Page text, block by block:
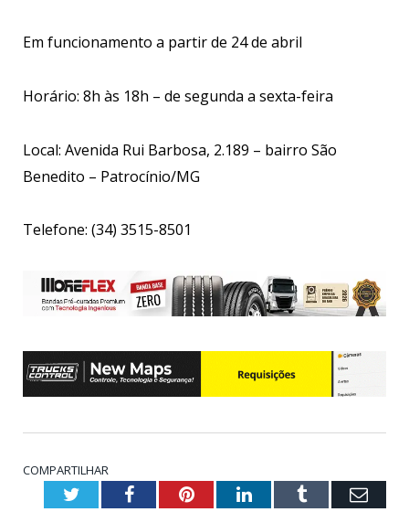
Em funcionamento a partir de 24 de abril
Horário: 8h às 18h – de segunda a sexta-feira
Local: Avenida Rui Barbosa, 2.189 – bairro São
Benedito – Patrocínio/MG
Telefone: (34) 3515-8501
COMPARTILHAR
TwitterFacebookPinterestLinkedInTumblr